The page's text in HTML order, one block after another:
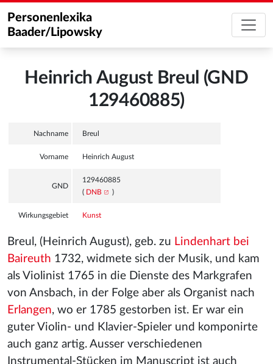
Personenlexika
Baader/Lipowsky
Heinrich August Breul (GND
129460885)
Nachname Breul
Vorname Heinrich August
GND
129460885
( DNB )
Wirkungsgebiet Kunst
Breul, (Heinrich August), geb. zu Lindenhart bei
Baireuth 1732, widmete sich der Musik, und kam
als Violinist 1765 in die Dienste des Markgrafen
von Ansbach, in der Folge aber als Organist nach
Erlangen, wo er 1785 gestorben ist. Er war ein
guter Violin- und Klavier-Spieler und komponirte
auch ganz artig. Ausser verschiedenen
Instrumental-Stücken im Manuscript ist auch